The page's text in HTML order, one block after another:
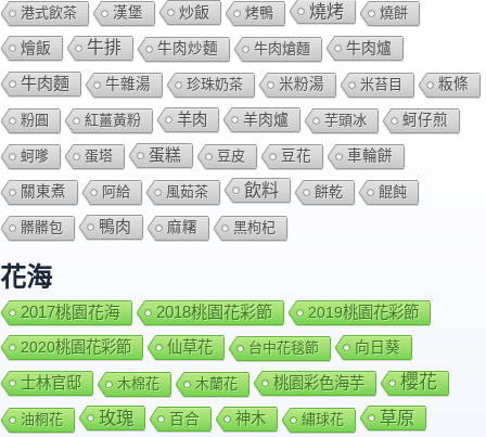
港式飲茶 漢堡 炒飯 烤鴨 燒烤 燒餅
燴飯 牛排 牛肉炒麵 牛肉熗麵 牛肉爐
牛肉麵 牛雜湯 珍珠奶茶 米粉湯 米苔目 粄條
粉圓 紅薑黃粉 羊肉 羊肉爐 芋頭冰 蚵仔煎
蚵嗲 蛋塔 蛋糕 豆皮 豆花 車輪餅
關東煮 阿給 風茹茶 飲料 餅乾 餛飩
髒髒包 鴨肉 麻糬 黑枸杞
花海
2017桃園花海 2018桃園花彩節
2019桃園花彩節
2020桃園花彩節
仙草花 台中花毯節 向日葵
士林官邸 木棉花 木蘭花 桃園彩色海芋 櫻花
油桐花 玫瑰 百合 神木 繡球花 草原